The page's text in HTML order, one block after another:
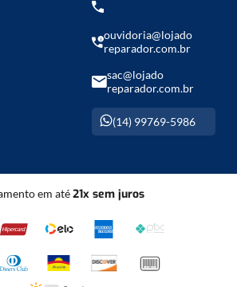
ouvidoria@lojado
reparador.com.br
sac@lojado
reparador.com.br
(14) 99769-5986
em até21x sem juros